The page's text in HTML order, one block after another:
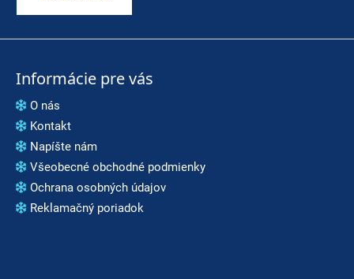
HĽADAŤ
O
d
p
o
r
ú
č
a
Informácie pre vás
O nás
Kontakt
Napíšte nám
Všeobecné obchodné podmienky
Ochrana osobných údajov
Reklamačný poriadok